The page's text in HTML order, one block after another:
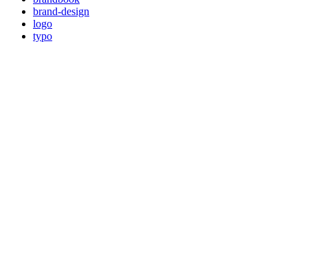
brand-design
logo
typo